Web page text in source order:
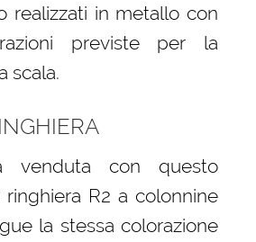
realizzati in metallo con
previste per la
scala.
venduta con questo
R2 a colonnine
la stessa colorazione